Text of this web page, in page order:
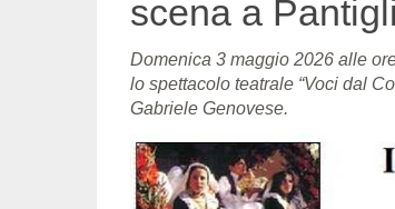
scena a
Domenica 3 maggio 2026 alle
lo spettacolo teatrale “Voci dal
Gabriele Genovese.